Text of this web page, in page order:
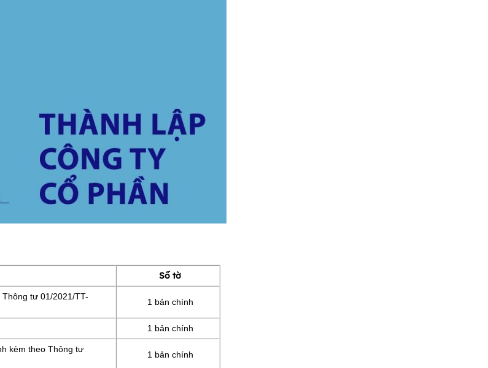
Số tờ
tư 01/2021/TT-
1 bản chính
1 bản chính
kèm theo Thông tư
1 bản chính